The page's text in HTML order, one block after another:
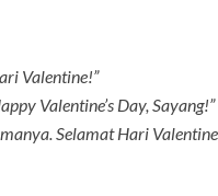
Valentine!”
Valentine’s Day, Sayang!”
Selamat Hari